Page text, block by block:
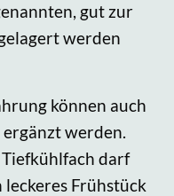
gut zur
werden
können auch
ergänzt werden.
darf
leckeres Frühstück